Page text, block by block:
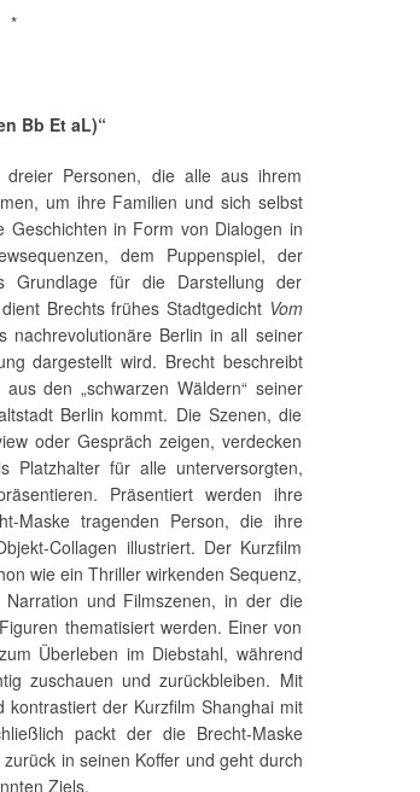
*
Bb Et aL)“
dreier Personen, die alle aus ihrem
um ihre Familien und sich selbst
in Form von Dialogen in
dem Puppenspiel, der
Grundlage für die Darstellung der
Brechts frühes Stadtgedicht Vom
nachrevolutionäre Berlin in all seiner
dargestellt wird. Brecht beschreibt
den „schwarzen Wäldern“ seiner
Berlin kommt. Die Szenen, die
oder Gespräch zeigen, verdecken
Platzhalter für alle unterversorgten,
Präsentiert werden ihre
Maske tragenden Person, die ihre
Collagen illustriert. Der Kurzfilm
wie ein Thriller wirkenden Sequenz,
und Filmszenen, in der die
thematisiert werden. Einer von
Überleben im Diebstahl, während
zuschauen und zurückbleiben. Mit
kontrastiert der Kurzfilm Shanghai mit
packt der die Brecht-Maske
in seinen Koffer und geht durch
Ziels.